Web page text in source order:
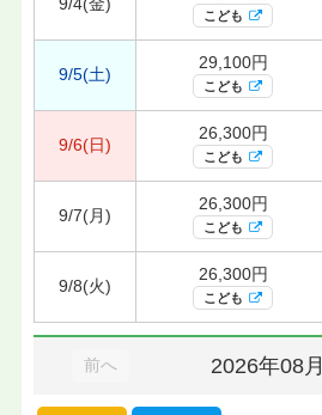
こども
9/5(土)
29,100円
こども
9/6(日)
26,300円
こども
9/7(月)
26,300円
こども
9/8(火)
26,300円
こども
前へ 2026年08月